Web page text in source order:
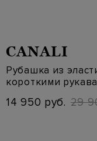
CANALI
Рубашка из
короткими
14 950 руб. 29